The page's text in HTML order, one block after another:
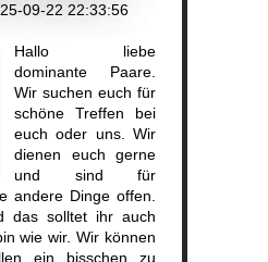
09-22 22:33:56
Hallo liebe
dominante Paare.
Wir suchen euch für
schöne Treffen bei
euch oder uns. Wir
dienen euch gerne
und sind für
andere Dinge offen.
das solltet ihr auch
wie wir. Wir können
ein bisschen zu